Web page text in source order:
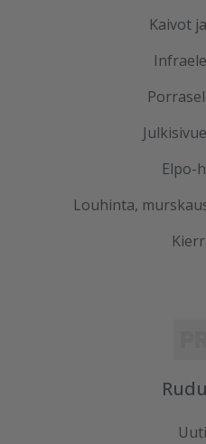
Kaivot
Elpo-
Louhinta,